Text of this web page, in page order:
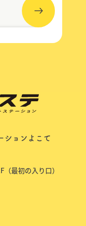
ションよこて
最初の入り口）